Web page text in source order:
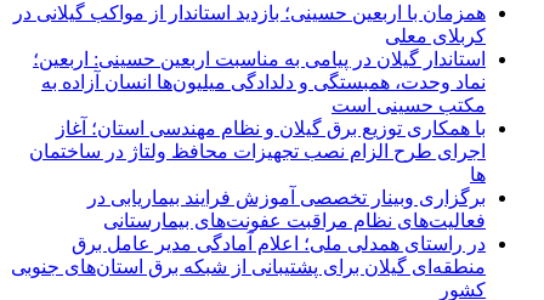
همزمان با اربعین حسینی؛ بازدید استاندار از مواکب گیلانی در
کربلای معلی
استاندار گیلان در پیامی به مناسبت اربعین حسینی: اربعین؛
نماد وحدت، همبستگی و دلدادگی میلیون‌ها انسان آزاده به
مکتب حسینی است
با همکاری توزیع برق گیلان و نظام مهندسی استان؛ آغاز
اجرای طرح الزام نصب تجهیزات محافظ ولتاژ در ساختمان
ها
برگزاری وبینار تخصصی آموزش فرایند بیماریابی در
فعالیت‌های نظام مراقبت عفونت‌های بیمارستانی
در راستای همدلی ملی؛ اعلام آمادگی مدیر عامل برق
منطقه‌ای گیلان برای پشتیبانی از شبكه برق استان‌های جنوبی
كشور